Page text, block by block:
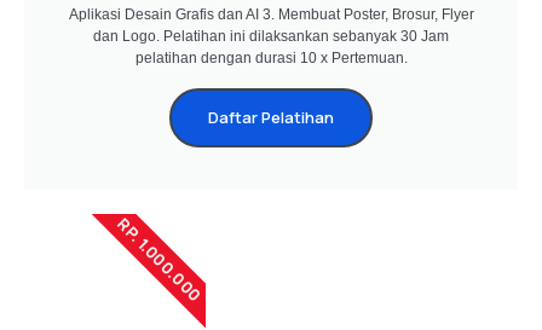
Aplikasi Desain Grafis dan AI 3. Membuat Poster, Brosur, Flyer
dan Logo. Pelatihan ini dilaksankan sebanyak 30 Jam
pelatihan dengan durasi 10 x Pertemuan.
Daftar Pelatihan
RP. 1.000.000